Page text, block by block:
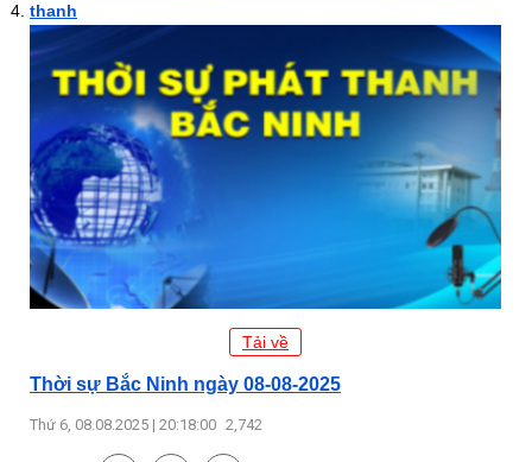
thanh
Tải về
Thời sự Bắc Ninh ngày 08-08-2025
Thứ 6, 08.08.2025 | 20:18:00 2,742